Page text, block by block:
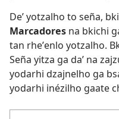
Deʼ yotzalho to seña,
Marcadores na bkichi
tan rheʼenlo yotzalho.
Seña yitza ga daʼ na
yodarhi dzajnelho ga
yodarhi inézilho gaate